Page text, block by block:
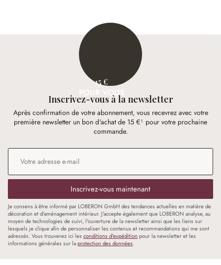
15 €
POUR VOUS
Inscrivez-vous à la newsletter
Après confirmation de votre abonnement, vous recevrez avec votre
première newsletter un bon d'achat de 15 €¹ pour votre prochaine
commande.
Adresse e-mail
Inscrivez-vous maintenant
Je consens à être informé par LOBERON GmbH des tendances actuelles en matière de
décoration et d'aménagement intérieur. J'accepte également que LOBERON analyse, au
moyen de technologies de suivi, l'ouverture de la newsletter ainsi que les liens sur
lesquels je clique afin de personnaliser les contenus et recommandations qui me sont
adressés. Vous trouverez ici les conditions d'expédition pour la newsletter et les
informations générales sur laprotection des données.